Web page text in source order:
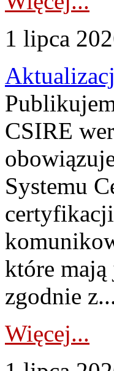
1 lipca
CSIRE
Systemu
które
zgodnie
Więcej...